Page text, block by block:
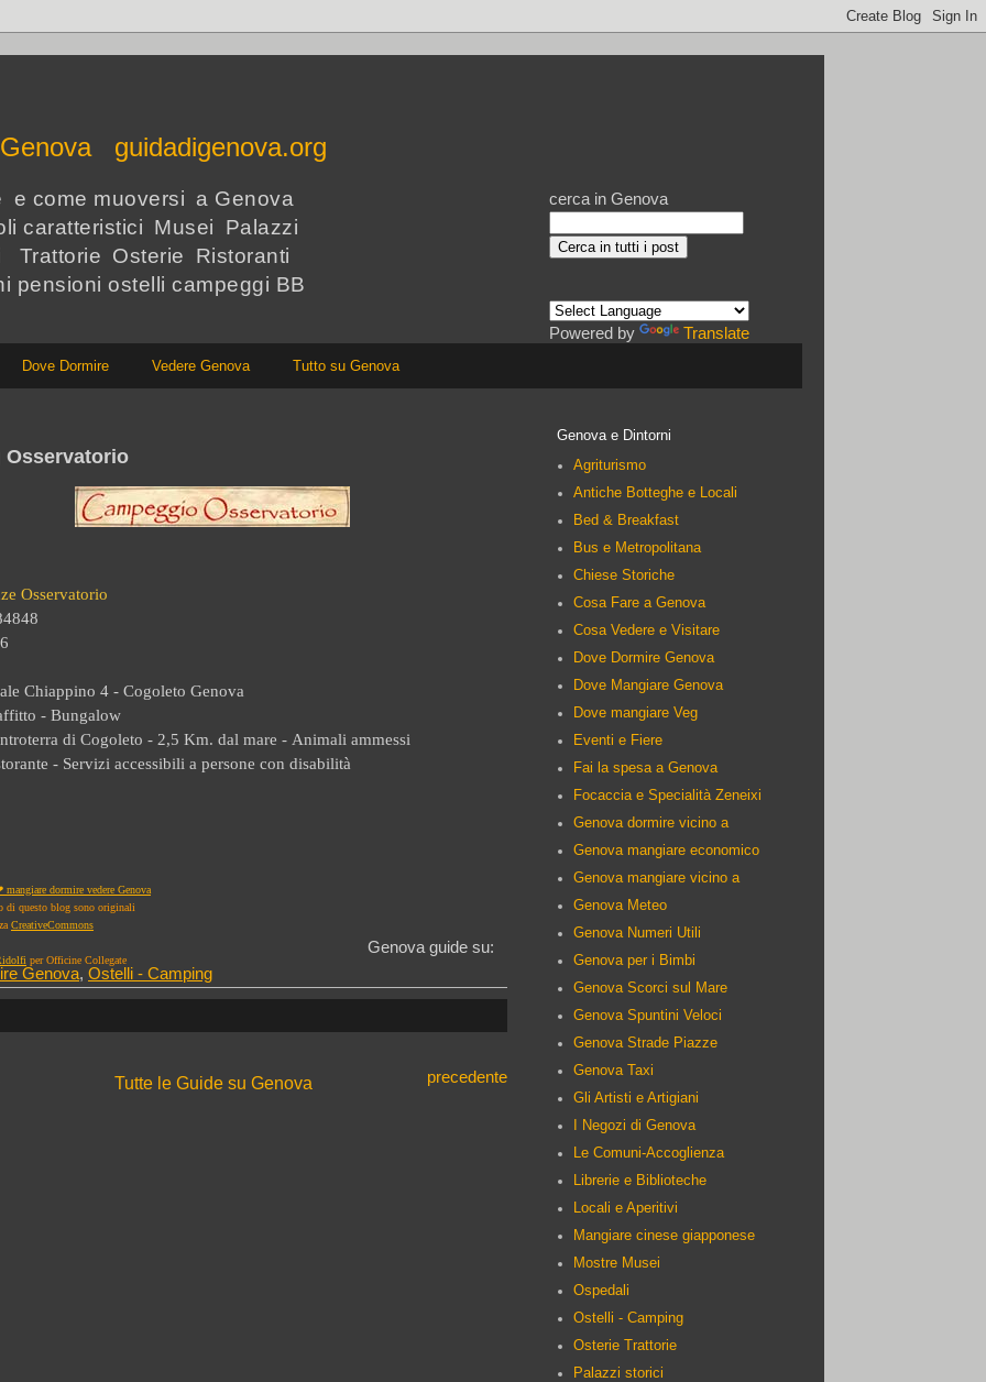
guidadigenova.org
cerca in Genova
Powered by Translate
e come muoversi a Genova
caratteristici Musei Palazzi
Trattorie Osterie Ristoranti
pensioni ostelli campeggi BB
Dove Dormire Vedere Genova Tutto su Genova
Osservatorio
Osservatorio
Chiappino 4 - Cogoleto Genova
- Bungalow
di Cogoleto - 2,5 Km. dal mare - Animali ammessi
- Servizi accessibili a persone con disabilità
dormire vedere Genova
di questo blog sono originali
CreativeCommons
per Officine Collegate
Genova guide su:
Genova, Ostelli - Camping
precedente
Tutte le Guide su Genova
Genova e Dintorni
Agriturismo
Antiche Botteghe e Locali
Bed & Breakfast
Bus e Metropolitana
Chiese Storiche
Cosa Fare a Genova
Cosa Vedere e Visitare
Dove Dormire Genova
Dove Mangiare Genova
Dove mangiare Veg
Eventi e Fiere
Fai la spesa a Genova
Focaccia e Specialità Zeneixi
Genova dormire vicino a
Genova mangiare economico
Genova mangiare vicino a
Genova Meteo
Genova Numeri Utili
Genova per i Bimbi
Genova Scorci sul Mare
Genova Spuntini Veloci
Genova Strade Piazze
Genova Taxi
Gli Artisti e Artigiani
I Negozi di Genova
Le Comuni-Accoglienza
Librerie e Biblioteche
Locali e Aperitivi
Mangiare cinese giapponese
Mostre Musei
Ospedali
Ostelli - Camping
Osterie Trattorie
Palazzi storici